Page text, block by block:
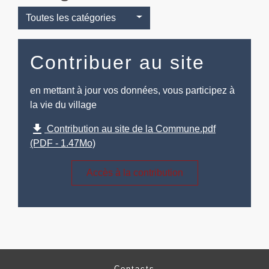
Toutes les catégories
Contribuer au site
en mettant à jour vos données, vous participez à
la vie du village
file_download Contribution au site de la Commune.pdf
(PDF - 1.47Mo)
Accès à la contribution